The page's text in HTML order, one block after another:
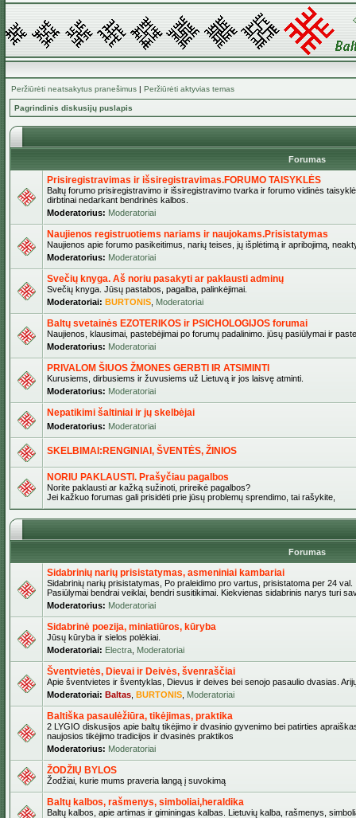
Peržiūrėti neatsakytus pranešimus | Peržiūrėti aktyvias temas
Pagrindinis diskusijų puslapis
Forumas
Prisiregistravimas ir išsiregistravimas.FORUMO TAISYKLĖS
Baltų forumo prisiregistravimo ir išsiregistravimo tvarka ir forumo vidinės
dirbtinai nedarkant bendrinės kalbos.
Moderatorius: Moderatoriai
Naujienos registruotiems nariams ir naujokams.Prisistatymas
Naujienos apie forumo pasikeitimus, narių teises, jų išplėtimą ir apribojimą,
Moderatorius: Moderatoriai
Svečių knyga. Aš noriu pasakyti ar paklausti adminų
Svečių knyga. Jūsų pastabos, pagalba, palinkėjimai.
Moderatoriai: BURTONIS Moderatoriai
Baltų svetainės EZOTERIKOS ir PSICHOLOGIJOS forumai
Naujienos, klausimai, pastebėjimai po forumų padalinimo. jūsų pasiūlymai ir
Moderatorius: Moderatoriai
PRIVALOM ŠIUOS ŽMONES GERBTI IR ATSIMINTI
Kurusiems, dirbusiems ir žuvusiems už Lietuvą ir jos laisvę atminti.
Moderatorius: Moderatoriai
Nepatikimi šaltiniai ir jų skelbėjai
Moderatorius: Moderatoriai
SKELBIMAI:RENGINIAI, ŠVENTĖS, ŽINIOS
NORIU PAKLAUSTI. Prašyčiau pagalbos
Norite paklausti ar kažką sužinoti, prireikė pagalbos?
Jei kažkuo forumas gali prisidėti prie jūsų problemų sprendimo, tai rašykite,
Forumas
Sidabrinių narių prisistatymas, asmeniniai kambariai
Sidabrinių narių prisistatymas, Po praleidimo pro vartus, prisistatoma per 24 val.
Pasiūlymai bendrai veiklai, bendri susitikimai. Kiekvienas sidabrinis narys turi
Moderatorius: Moderatoriai
Sidabrinė poezija, miniatiūros, kūryba
Jūsų kūryba ir sielos polėkiai.
Moderatoriai: Electra Moderatoriai
Šventvietės, Dievai ir Deivės, švenraščiai
Apie šventvietes ir šventyklas, Dievus ir deives bei senojo pasaulio dvasias.
Moderatoriai: Baltas BURTONIS Moderatoriai
Baltiška pasaulėžiūra, tikėjimas, praktika
2 LYGIO diskusijos apie baltų tikėjimo ir dvasinio gyvenimo bei patirties
naujosios tikėjimo tradicijos ir dvasinės praktikos
Moderatorius: Moderatoriai
ŽODŽIŲ BYLOS
Žodžiai, kurie mums praveria langą į suvokimą
Baltų kalbos, rašmenys, simboliai,heraldika
Baltų kalbos, apie artimas ir giminingas kalbas. Lietuvių kalba, rašmenys,